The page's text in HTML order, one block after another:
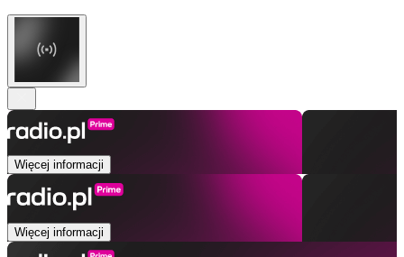
Więcej informacji
Więcej informacji